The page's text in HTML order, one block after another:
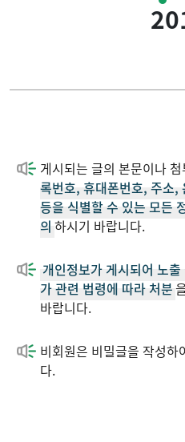
Performance
Download
News
게시되는 글의 본문이나
록번호, 휴대폰번호, 주소,
등을 식별할 수 있는 모든
의 하시기 바랍니다.
개인정보가 게시되어 노
가 관련 법령에 따라 처분
바랍니다.
비회원은 비밀글을 작성하
다.